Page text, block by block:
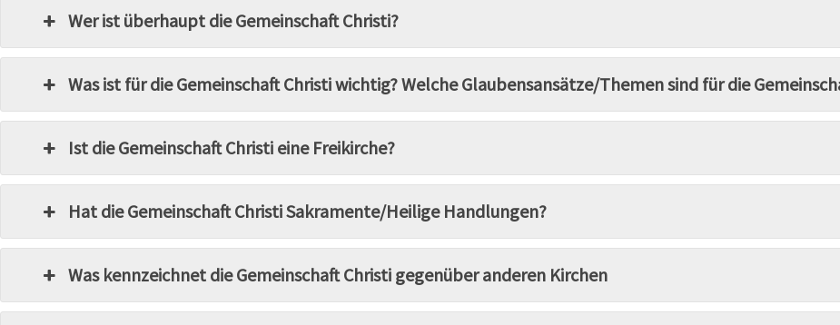
Wer ist überhaupt die Gemeinschaft Christi?
Was ist für die Gemeinschaft Christi wichtig? Welche Glaubensansätze/Themen sind für die
Ist die Gemeinschaft Christi eine Freikirche?
Hat die Gemeinschaft Christi Sakramente/Heilige Handlungen?
Was kennzeichnet die Gemeinschaft Christi gegenüber anderen Kirchen